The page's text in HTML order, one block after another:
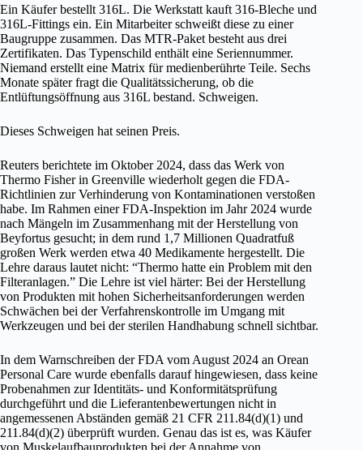
Ein Käufer bestellt 316L. Die Werkstatt kauft 316-Bleche und
316L-Fittings ein. Ein Mitarbeiter schweißt diese zu einer
Baugruppe zusammen. Das MTR-Paket besteht aus drei
Zertifikaten. Das Typenschild enthält eine Seriennummer.
Niemand erstellt eine Matrix für medienberührte Teile. Sechs
Monate später fragt die Qualitätssicherung, ob die
Entlüftungsöffnung aus 316L bestand. Schweigen.
Dieses Schweigen hat seinen Preis.
Reuters berichtete im Oktober 2024, dass das Werk von
Thermo Fisher in Greenville wiederholt gegen die FDA-
Richtlinien zur Verhinderung von Kontaminationen verstoßen
habe. Im Rahmen einer FDA-Inspektion im Jahr 2024 wurde
nach Mängeln im Zusammenhang mit der Herstellung von
Beyfortus gesucht; in dem rund 1,7 Millionen Quadratfuß
großen Werk werden etwa 40 Medikamente hergestellt. Die
Lehre daraus lautet nicht: “Thermo hatte ein Problem mit den
Filteranlagen.” Die Lehre ist viel härter: Bei der Herstellung
von Produkten mit hohen Sicherheitsanforderungen werden
Schwächen bei der Verfahrenskontrolle im Umgang mit
Werkzeugen und bei der sterilen Handhabung schnell sichtbar.
In dem Warnschreiben der FDA vom August 2024 an Orean
Personal Care wurde ebenfalls darauf hingewiesen, dass keine
Probenahmen zur Identitäts- und Konformitätsprüfung
durchgeführt und die Lieferantenbewertungen nicht in
angemessenen Abständen gemäß 21 CFR 211.84(d)(1) und
211.84(d)(2) überprüft wurden. Genau das ist es, was Käufer